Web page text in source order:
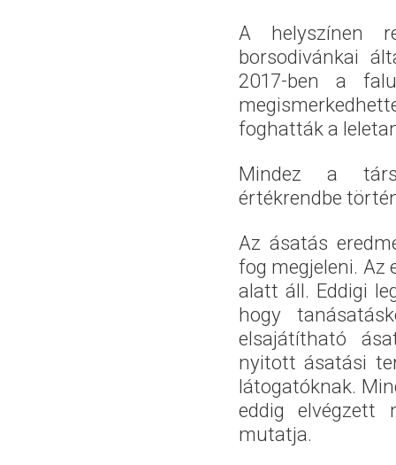
A helyszínen
borsodivánkai
2017-ben a
foghatták a
Mindez a
értékrendbe
Az ásatás
fog megjeleni. Az
alatt áll. Eddigi
hogy
elsajátítható
nyitott ásatási
látogatóknak.
eddig elvégzett
mutatja.